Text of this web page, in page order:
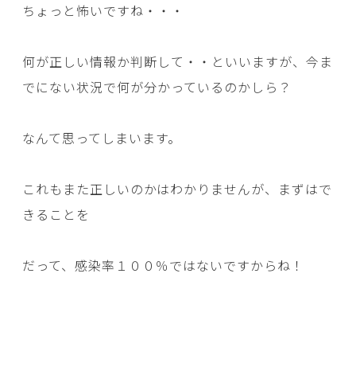
ちょっと怖いですね・・・
何が正しい情報か判断して・・といいますが、今ま
でにない状況で何が分かっているのかしら？
なんて思ってしまいます。
これもまた正しいのかはわかりませんが、まずはで
きることを
だって、感染率１００％ではないですからね！